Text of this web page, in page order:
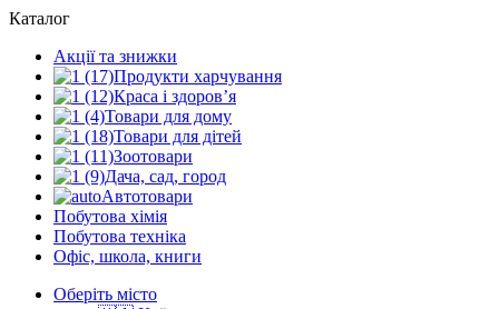
Каталог
Акції та знижки
Продукти харчування
Краса і здоров’я
Товари для дому
Товари для дітей
Зоотовари
Дача, сад, город
Автотовари
Побутова хімія
Побутова техніка
Офіс, школа, книги
Оберіть місто